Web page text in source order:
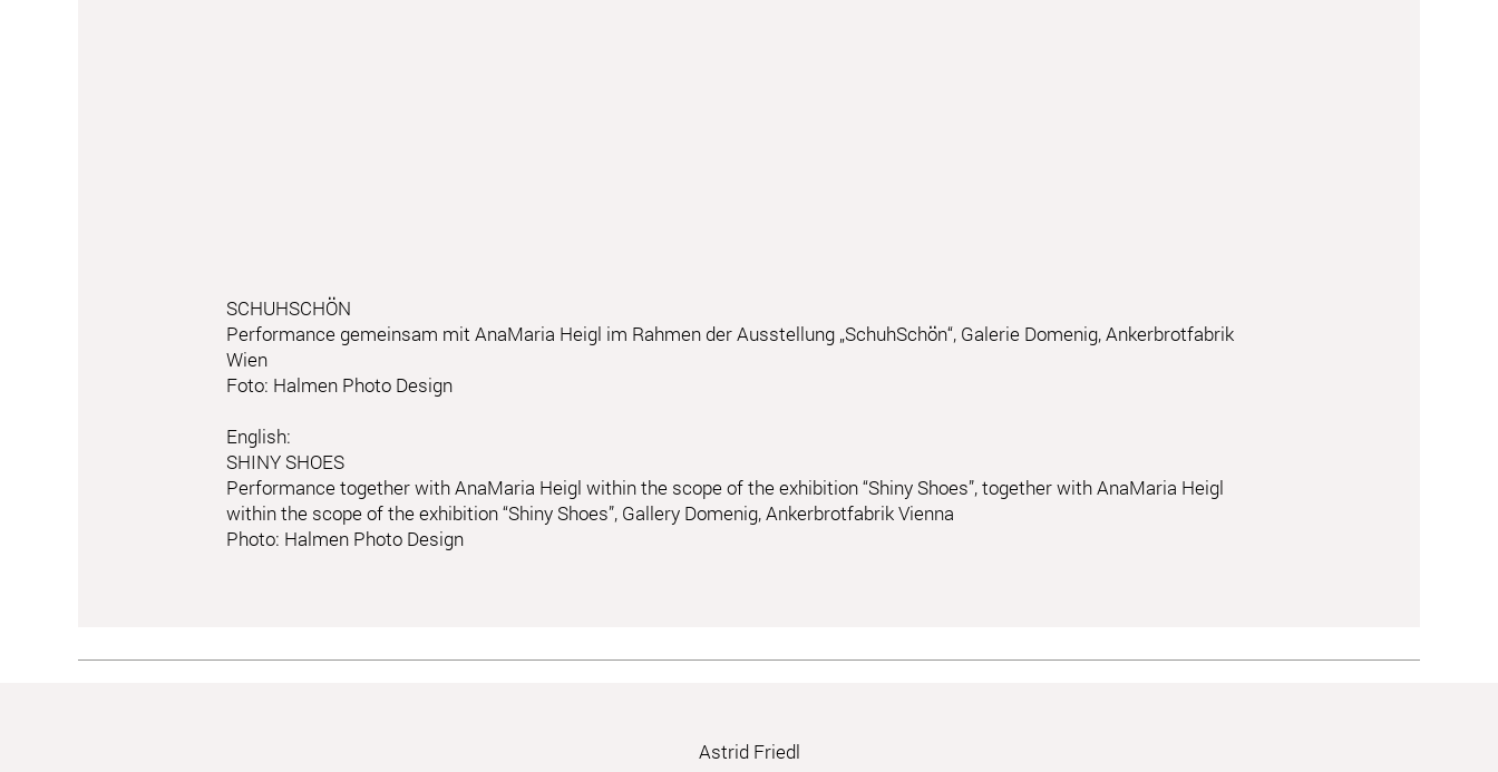
SCHUHSCHÖN
Performance gemeinsam mit AnaMaria Heigl im Rahmen der Ausstellung „SchuhSchön“, Galerie Domenig, Ankerbrotfabrik
Wien
Foto: Halmen Photo Design
English:
SHINY SHOES
Performance together with AnaMaria Heigl within the scope of the exhibition “Shiny Shoes”, together with AnaMaria Heigl
within the scope of the exhibition “Shiny Shoes”, Gallery Domenig, Ankerbrotfabrik Vienna
Photo: Halmen Photo Design
Astrid Friedl